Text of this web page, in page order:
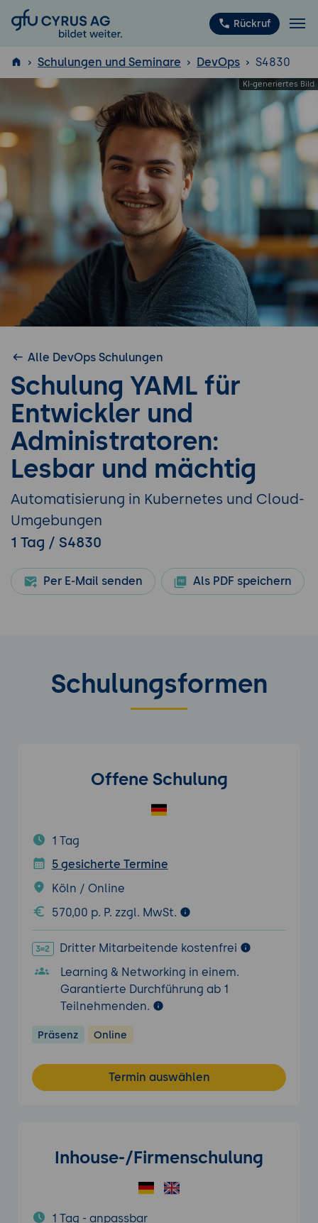
GFU Cyrus AG Rückruf
ISTQB ®
Schulungen und Seminare DevOps S4830
Alle DevOps Schulungen
Schulung YAML für
Entwickler und
Administratoren:
Lesbar und mächtig
Automatisierung in Kubernetes und Cloud-
Umgebungen
1 Tag / S4830
Per E-Mail senden Als PDF speichern
Schulungsformen
Offene Schulung
1 Tag
5 gesicherte Termine
Köln / Online
570,00 p. P. zzgl. MwSt.
Dritter Mitarbeitende kostenfrei
Learning & Networking in einem.
Garantierte Durchführung ab 1
Teilnehmenden.
Präsenz Online
Termin auswählen
Inhouse-/Firmenschulung
1 Tag - anpassbar